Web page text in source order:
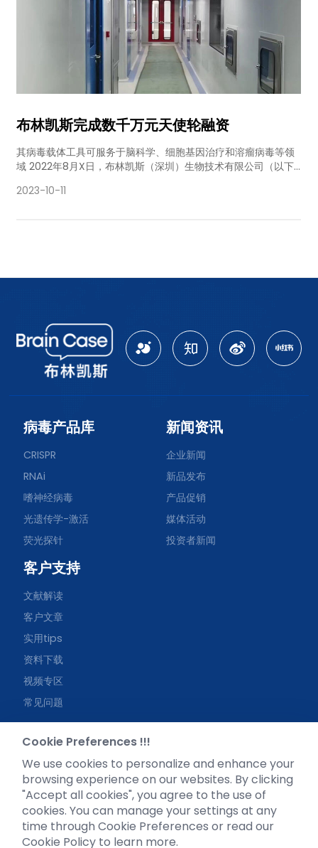
布林凯斯完成数千万元天使轮融资
其病毒载体工具可服务于脑科学、细胞基因治疗和溶瘤病毒等领
域 2022年8月X日，布林凯斯（深圳）生物技术有限公司（以下
由中科天
2023-10-11
病毒产品库
CRISPR
RNAi
嗜神经病毒
光遗传学-激活
荧光探针
新闻资讯
企业新闻
新品发布
产品促销
媒体活动
投资者新闻
客户支持
文献解读
客户文章
实用tips
资料下载
视频专区
常见问题
微信公众号
Cookie Preferences !!!
We use cookies to personalize and enhance your
browsing experience on our websites. By clicking
"Accept all cookies", you agree to the use of
cookies. You can manage your settings at any
time through Cookie Preferences or read our
Cookie Policy to learn more.